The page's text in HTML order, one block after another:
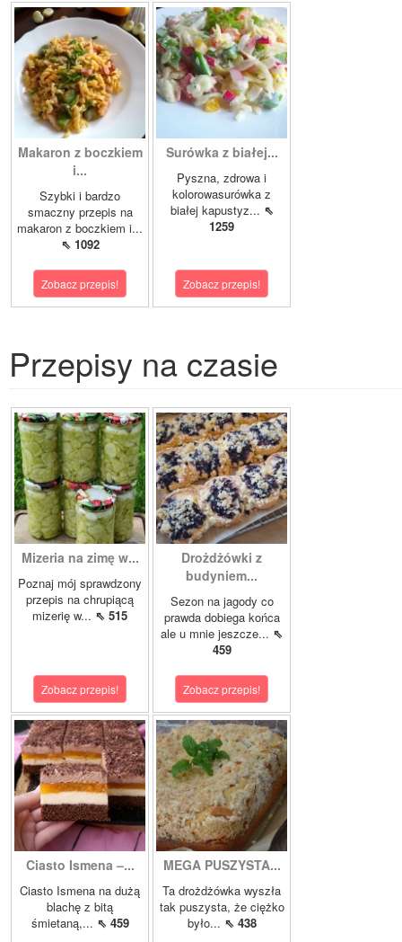
Makaron z boczkiem
i...
Szybki i bardzo
smaczny przepis na
makaron z boczkiem i...
⇖ 1092
Zobacz przepis!
Surówka z białej...
Pyszna, zdrowa i
kolorowasurówka z
białej kapustyz... ⇖
1259
Zobacz przepis!
Przepisy na czasie
Mizeria na zimę w...
Poznaj mój sprawdzony
przepis na chrupiącą
mizerię w... ⇖ 515
Zobacz przepis!
Drożdżówki z
budyniem...
Sezon na jagody co
prawda dobiega końca
ale u mnie jeszcze... ⇖
459
Zobacz przepis!
Ciasto Ismena –...
Ciasto Ismena na dużą
blachę z bitą
śmietaną,... ⇖ 459
MEGA PUSZYSTA...
Ta drożdżówka wyszła
tak puszysta, że ciężko
było... ⇖ 438